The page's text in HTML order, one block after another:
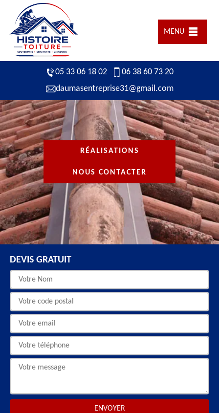
MENU
05 33 06 18 02
06 38 60 73 20
daumasentreprise31@gmail.com
RÉALISATIONS
NOUS CONTACTER
DEVIS GRATUIT